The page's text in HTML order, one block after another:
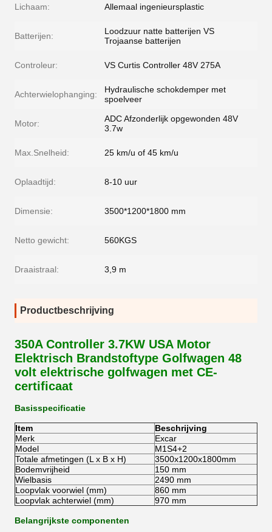
Lichaam: Allemaal ingenieursplastic
Batterijen:
Loodzuur natte batterijen VS
Trojaanse batterijen
Controleur: VS Curtis Controller 48V 275A
Achterwielophanging:
Hydraulische schokdemper met
spoelveer
Motor:
ADC Afzonderlijk opgewonden 48V
3.7w
Max.Snelheid: 25 km/u of 45 km/u
Oplaadtijd: 8-10 uur
Dimensie: 3500*1200*1800 mm
Netto gewicht: 560KGS
Draaistraal: 3,9 m
Productbeschrijving
350A Controller 3.7KW USA Motor
Elektrisch Brandstoftype Golfwagen 48
volt elektrische golfwagen met CE-
certificaat
Basisspecificatie
Item
Beschrijving
Merk
Excar
Model
M1S4+2
Totale afmetingen (L x B x H)
3500x1200x1800mm
Bodemvrijheid
150 mm
Wielbasis
2490 mm
Loopvlak voorwiel (mm)
860 mm
Loopvlak achterwiel (mm)
970 mm
Belangrijkste componenten